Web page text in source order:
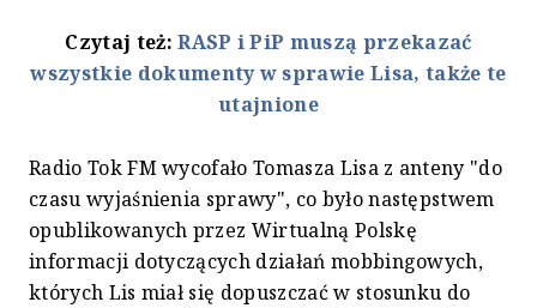
Czytaj też:RASP i PiP muszą przekazać
wszystkie dokumenty w sprawie Lisa, także te
utajnione
Radio Tok FM wycofało Tomasza Lisa z anteny "do
czasu wyjaśnienia sprawy", co było następstwem
opublikowanych przez Wirtualną Polskę
informacji dotyczących działań mobbingowych,
których Lis miał się dopuszczać w stosunku do